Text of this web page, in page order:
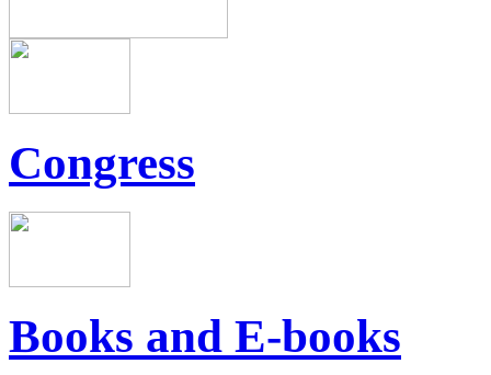
Congress
Books and E-books